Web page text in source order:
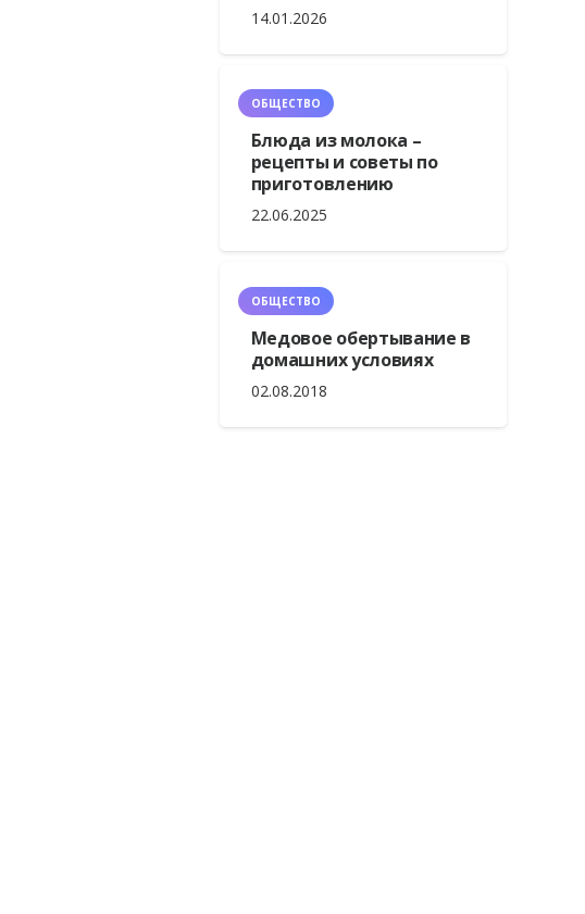
14.01.2026
ОБЩЕСТВО
Блюда из молока –
рецепты и советы по
приготовлению
22.06.2025
ОБЩЕСТВО
Медовое обертывание в
домашних условиях
02.08.2018